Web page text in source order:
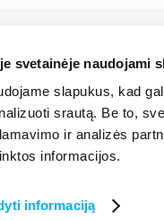
svetainėje naudojami
slapukus, kad
srautą. Be to,
ir analizės
informacijos.
informaciją